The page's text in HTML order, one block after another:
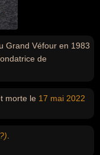
Grand Véfour en 1983
de
morte le 17 mai 2022